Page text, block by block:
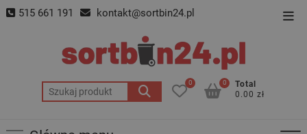
Skip 515 661 191 kontakt@sortbin24.pl
Szukaj:
0
Total
0.00 zł
0